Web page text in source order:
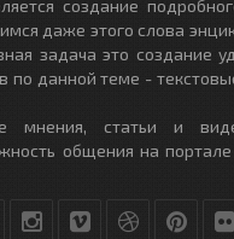
создание
даже этого слова
задача это создание
по данной теме -
мнения, статьи и
общения на